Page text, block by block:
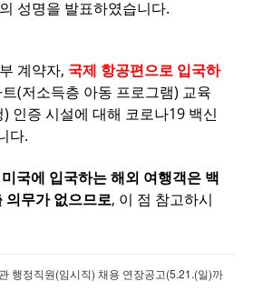
성명을 발표하였습니다.
계약자, 국제 항공편으로 입국하
(저소득층 아동 프로그램) 교육
인증 시설에 대해 코로나19 백신
다.
미국에 입국하는 해외 여행객은 백
의무가 없으므로, 이 점 참고하시
행정직원(임시직) 채용 연장공고(5.21.(일)까